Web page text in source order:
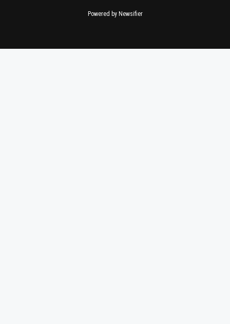
Powered by Newsifier